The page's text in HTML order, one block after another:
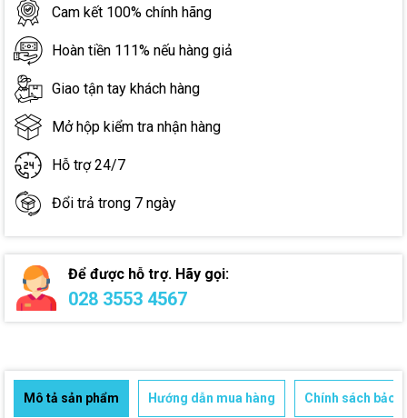
Cam kết 100% chính hãng
Hoàn tiền 111% nếu hàng giả
Giao tận tay khách hàng
Mở hộp kiểm tra nhận hàng
Hỗ trợ 24/7
Đổi trả trong 7 ngày
Để được hỗ trợ. Hãy gọi:
028 3553 4567
Mô tả sản phẩm Hướng dẫn mua hàng Chính sách bảo